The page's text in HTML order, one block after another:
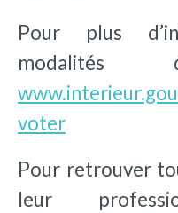
Pour plus
voter
Pour retrouver
leur